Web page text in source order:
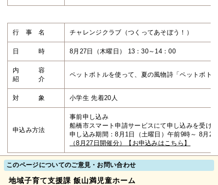
行 事 名 チャレンジクラブ（つくってあそぼう！）
日 時 8月27日（木曜日） 13：30～14：00
内 容
紹 介
ペットボトルを使って、夏の風物詩「ペットボト
対 象 小学生 先着20人
申込み方法
事前申し込み
船橋市スマート申請サービスにて申し込みを受け
申し込み期間：8月1日（土曜日）午前9時～ 8月
（8月27日開催分）【お申込みはこちら】
このページについてのご意見・お問い合わせ
地域子育て支援課 飯山満児童ホーム